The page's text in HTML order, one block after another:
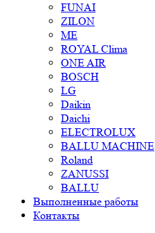
FUNAI
ZILON
ME
ROYAL Clima
ONE AIR
BOSCH
LG
Daikin
Daichi
ELECTROLUX
BALLU MACHINE
Roland
ZANUSSI
BALLU
Выполненные работы
Контакты